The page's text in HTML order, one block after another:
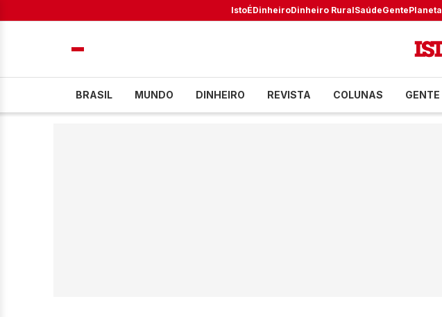
IstoÉDinheiroDinheiro RuralSaúdeGentePlaneta
BRASIL MUNDO DINHEIRO REVISTA COLUNAS GENTE